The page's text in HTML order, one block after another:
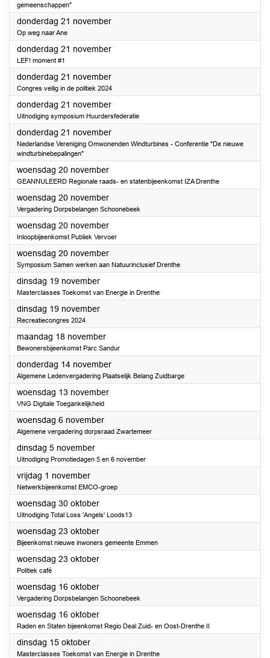
gemeenschappen"
donderdag 21 november2024
Op weg naar Ane
donderdag 21 november2024
LEF! moment #1
donderdag 21 november2024
Congres veilig in de politiek 2024
donderdag 21 november2024
Uitnodiging symposium Huurdersfederatie
donderdag 21 november2024
Nederlandse Vereniging Omwonenden Windturbines - Conferentie "De nieuwe
windturbinebepalingen"
woensdag 20 november2024
GEANNULEERD Regionale raads- en statenbijeenkomst IZA Drenthe
woensdag 20 november2024
Vergadering Dorpsbelangen Schoonebeek
woensdag 20 november2024
Inloopbijeenkomst Publiek Vervoer
woensdag 20 november2024
Symposium Samen werken aan Natuurinclusief Drenthe
dinsdag 19 november2024
Masterclasses Toekomst van Energie in Drenthe
dinsdag 19 november2024
Recreatiecongres 2024
maandag 18 november2024
Bewonersbijeenkomst Parc Sandur
donderdag 14 november2024
Algemene Ledenvergadering Plaatselijk Belang Zuidbarge
woensdag 13 november2024
VNG Digitale Toegankelijkheid
woensdag 6 november2024
Algemene vergadering dorpsraad Zwartemeer
dinsdag 5 november2024
Uitnodiging Promotiedagen 5 en 6 november
vrijdag 1 november2024
Netwerkbijeenkomst EMCO-groep
woensdag 30 oktober2024
Uitnodiging Total Loss 'Angels' Loods13
woensdag 23 oktober2024
Bijeenkomst nieuwe inwoners gemeente Emmen
woensdag 23 oktober2024
Politiek café
woensdag 16 oktober2024
Vergadering Dorpsbelangen Schoonebeek
woensdag 16 oktober2024
Raden en Staten bijeenkomst Regio Deal Zuid- en Oost-Drenthe II
dinsdag 15 oktober2024
Masterclasses Toekomst van Energie in Drenthe